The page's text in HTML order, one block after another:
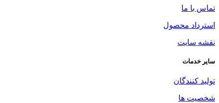
تماس با ما
استرداد محصول
نقشه سایت
سایر خدمات
تولید کنندگان
شخصیت ها